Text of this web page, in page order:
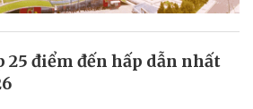
25 điểm đến hấp dẫn nhất